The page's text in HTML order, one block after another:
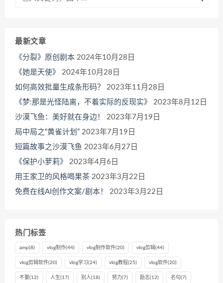
最新文章
《分裂》原创剧本 2024年10月28日
《她是天使》
2024年10月28日
如何高效批量生成条形码？
2023年11月28日
《梦:那是光怪陆离，不着实际的反现实》
2023年8月12日
沙漠飞鱼：美好就在身边！
2023年7月19日
局中局之“黄雀计划” 2023年7月19日
短篇故事之沙漠飞鱼 2023年6月27日
《保护小萝莉》
2023年4月6日
用王家卫的风格喝果茶 2023年3月22日
免费在线AI创作文案/剧本！
2023年3月22日
热门标签
amp(8) vlog制作(44) vlog制作软件(20) vlog剪辑(44)
vlog剪辑软件(20) vlog学习(24) vlog教程(25) vlog软件(20)
不要(12) 人生(17) 别人(18) 努力(7) 励志(12) 名句(7)